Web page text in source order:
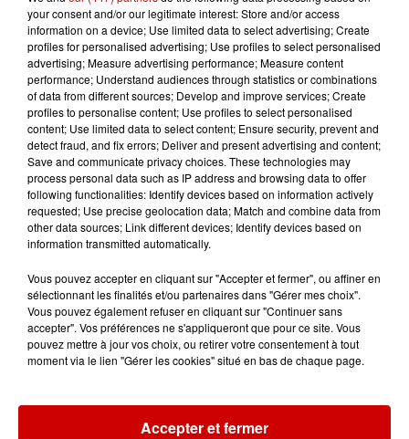
Les Etats-Unis déposeront jeudi un projet de
résolution sur la table du Conseil de sécurité de
l'ONU condamnant la Russie pour sa "guerre"
en Ukraine
Les dirigeants des 27 pays de l'Union européenne
doivent pour leur part se réunir en sommet jeudi soir.
Beaucoup redoutent que la crise en Ukraine ne
mène au plus grave conflit en Europe depuis 1945.
Une intervention russe pourrait se traduire par
"jusqu'à cinq millions de personnes supplémentaires
déplacées", a averti l'ambassadrice américaine à
l'ONU, Linda Thomas-Greenfield.
Washington et ses alliés occidentaux ont pris de
premières sanctions en réaction à la reconnaissance
des séparatistes soutenus par Moscou que Kiev
14 000 morts à ce jour.
your consent and/or our legitimate interest: Store and/or access
information on a device; Use limited data to select advertising; Create
profiles for personalised advertising; Use profiles to select personalised
advertising; Measure advertising performance; Measure content
performance; Understand audiences through statistics or combinations
of data from different sources; Develop and improve services; Create
profiles to personalise content; Use profiles to select personalised
content; Use limited data to select content; Ensure security, prevent and
detect fraud, and fix errors; Deliver and present advertising and content;
Save and communicate privacy choices. These technologies may
process personal data such as IP address and browsing data to offer
following functionalities: Identify devices based on information actively
requested; Use precise geolocation data; Match and combine data from
other data sources; Link different devices; Identify devices based on
information transmitted automatically.
Vous pouvez accepter en cliquant sur "Accepter et fermer", ou affiner en
sélectionnant les finalités et/ou partenaires dans "Gérer mes choix".
Vous pouvez également refuser en cliquant sur "Continuer sans
accepter". Vos préférences ne s'appliqueront que pour ce site. Vous
pouvez mettre à jour vos choix, ou retirer votre consentement à tout
moment via le lien "Gérer les cookies" situé en bas de chaque page.
Accepter et fermer